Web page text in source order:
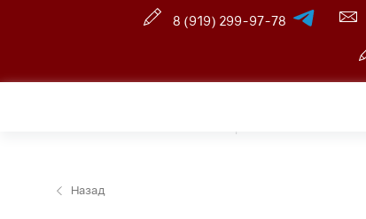
8 (919) 299-97-78
Назад